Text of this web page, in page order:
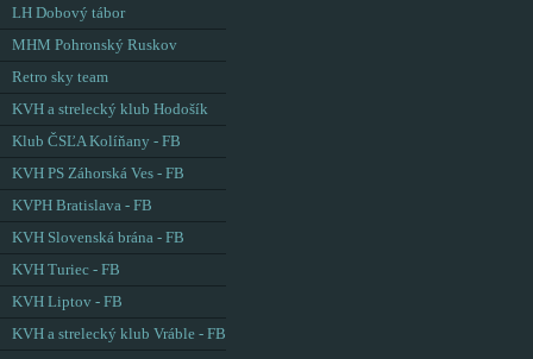
LH Dobový tábor
MHM Pohronský Ruskov
Retro sky team
KVH a strelecký klub Hodošík
Klub ČSĽA Kolíňany - FB
KVH PS Záhorská Ves - FB
KVPH Bratislava - FB
KVH Slovenská brána - FB
KVH Turiec - FB
KVH Liptov - FB
KVH a strelecký klub Vráble - FB